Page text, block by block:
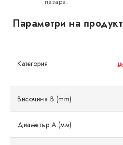
пазара.
Параметри на
Категория
Височина B (mm)
Диаметър A (мм)